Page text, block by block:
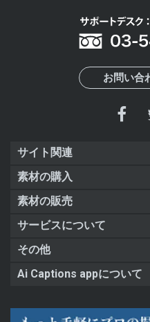
お問い合
サイト関連
素材の購入
素材の販売
サービスについて
その他
Ai Captions appについて